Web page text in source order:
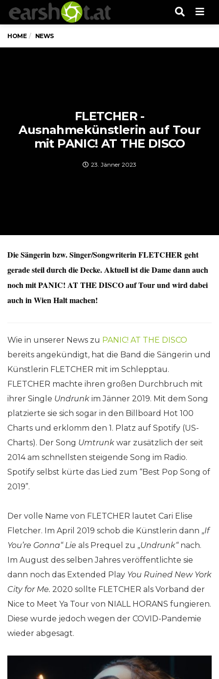
HOME NEWS
FLETCHER -
Ausnahmekünstlerin auf Tour
mit PANIC! AT THE DISCO
23. Jänner 2023
Die Sängerin bzw. Singer/Songwriterin FLETCHER geht
gerade steil durch die Decke. Aktuell ist die Dame dann auch
noch mit PANIC! AT THE DISCO auf Tour und wird dabei
auch in Wien Halt machen!
Wie in unserer News zu PANIC! AT THE DISCO
bereits angekündigt, hat die Band die Sängerin und
Künstlerin FLETCHER mit im Schlepptau.
FLETCHER machte ihren großen Durchbruch mit
ihrer Single Undrunk im Jänner 2019. Mit dem Song
platzierte sie sich sogar in den Billboard Hot 100
Charts und erklomm den 1. Platz auf Spotify (US-
Charts). Der Song Umtrunk war zusätzlich der seit
2014 am schnellsten steigende Song im Radio.
Spotify selbst kürte das Lied zum “Best Pop Song of
2019”.
Der volle Name von FLETCHER lautet Cari Elise
Fletcher. Im April 2019 schob die Künstlerin dann „If
You’re Gonna“ Lie als Prequel zu „Undrunk“ nach.
Im August des selben Jahres veröffentlichte sie
dann noch das Extended Play You Ruined New York
City for Me. 2020 sollte FLETCHER als Vorband der
Nice to Meet Ya Tour von NIALL HORANS fungieren.
Diese wurde jedoch wegen der COVID-Pandemie
wieder abgesagt.